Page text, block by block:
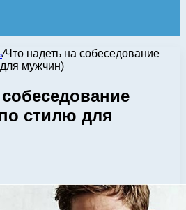
/Что надеть на собеседование
мужчин)
стилю для